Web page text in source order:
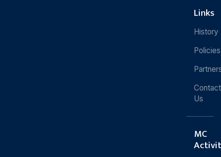
Links
History
Policies
Contact
Us
MC